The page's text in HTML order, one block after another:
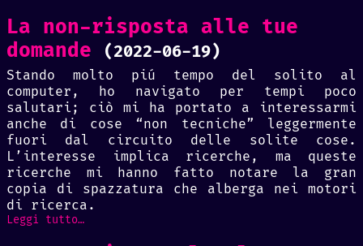
La non-risposta alle tue
domande
(2022-06-19)
Stando molto piú tempo del solito al
computer, ho navigato per tempi poco
salutari; ciò mi ha portato a interessarmi
anche di cose “non tecniche” leggermente
fuori dal circuito delle solite cose.
L’interesse implica ricerche, ma queste
ricerche mi hanno fatto notare la gran
copia di spazzatura che alberga nei motori
di ricerca.
Leggi tutto…